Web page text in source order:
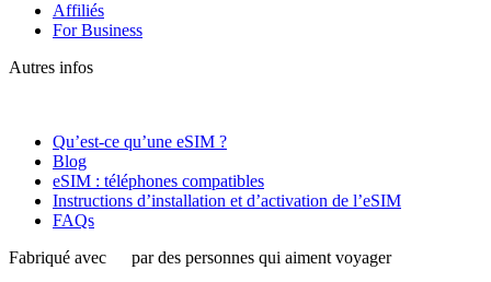
Affiliés
For Business
Autres infos
Qu’est-ce qu’une eSIM ?
Blog
eSIM : téléphones compatibles
Instructions d’installation et d’activation de l’eSIM
FAQs
Fabriqué avec
par des personnes qui aiment voyager